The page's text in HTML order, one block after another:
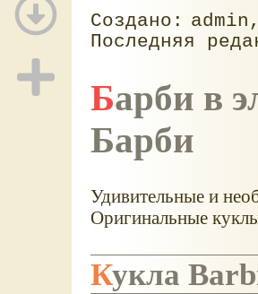
admin
Барби в электронном платье и разговаривающие
Барби
Удивительные и
Оригинальные
Кукла